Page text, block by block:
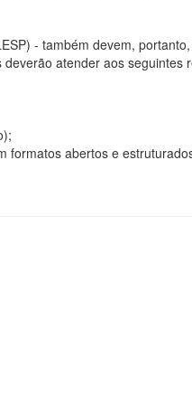
- também devem,
atender aos seguintes
formatos abertos e